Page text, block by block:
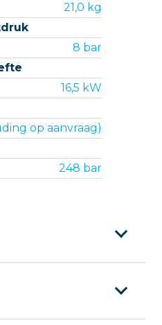
21,0 kg
8 bar
16,5 kW
op aanvraag)
248 bar